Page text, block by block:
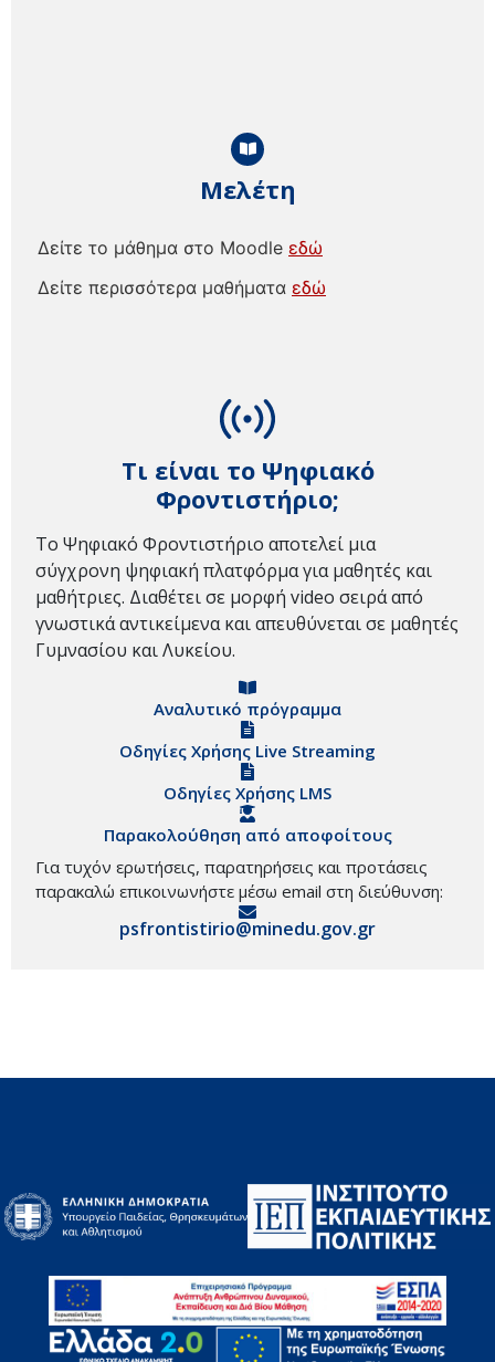
Τι είναι το Ψηφιακό
Φροντιστήριο;
Το Ψηφιακό Φροντιστήριο αποτελεί μια
σύγχρονη ψηφιακή πλατφόρμα για μαθητές και
μαθήτριες. Διαθέτει σε μορφή video σειρά από
γνωστικά αντικείμενα και απευθύνεται σε μαθητές
Γυμνασίου και Λυκείου.
Αναλυτικό πρόγραμμα
Οδηγίες Χρήσης Live Streaming
Οδηγίες Χρήσης LMS
Παρακολούθηση από αποφοίτους
Για τυχόν ερωτήσεις, παρατηρήσεις και προτάσεις
παρακαλώ επικοινωνήστε μέσω email στη διεύθυνση:
psfrontistirio@minedu.gov.gr
Μελέτη
Δείτε το μάθημα στο Moodle εδώ
Δείτε περισσότερα μαθήματα εδώ